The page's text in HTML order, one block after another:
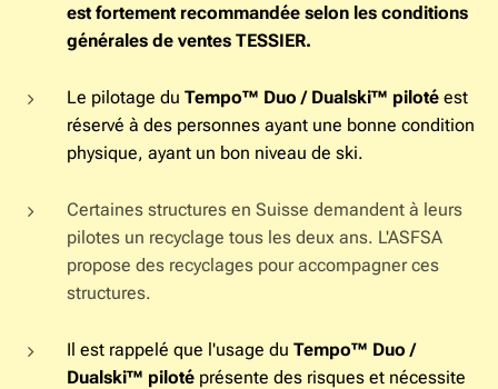
est fortement recommandée selon les conditions
générales de ventes TESSIER.
Le pilotage du Tempo™ Duo / Dualski™ piloté est
réservé à des personnes ayant une bonne condition
physique, ayant un bon niveau de ski.
Certaines structures en Suisse demandent à leurs
pilotes un recyclage tous les deux ans. L'ASFSA
propose des recyclages pour accompagner ces
structures.
Il est rappelé que l'usage du Tempo™ Duo /
Dualski™ piloté présente des risques et nécessite